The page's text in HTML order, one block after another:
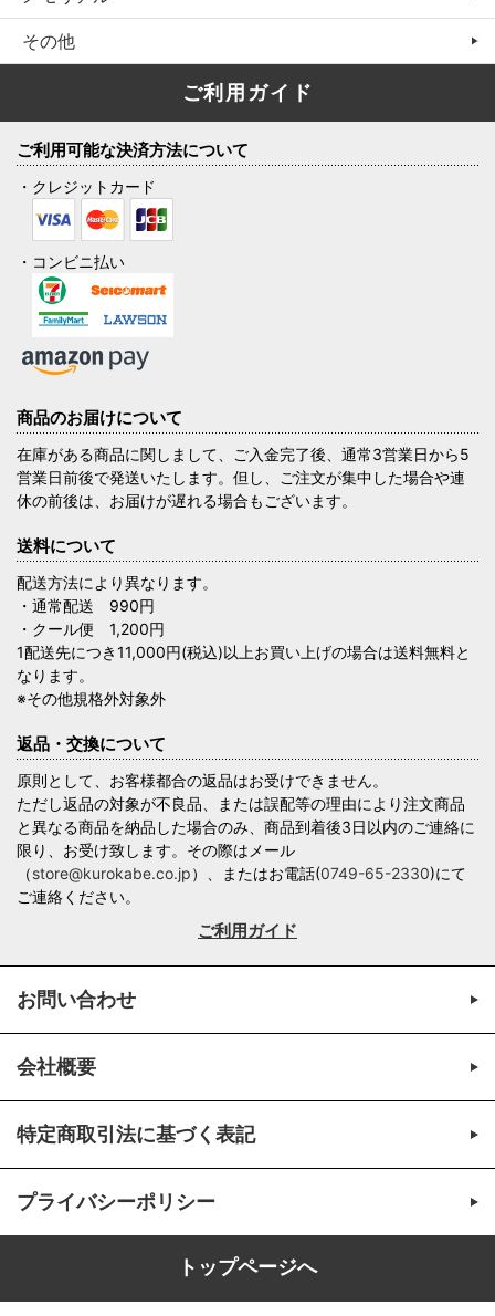
その他
ご利用ガイド
ご利用可能な決済方法について
・クレジットカード
・コンビニ払い
商品のお届けについて
在庫がある商品に関しまして、ご入金完了後、通常3営業日から5
営業日前後で発送いたします。但し、ご注文が集中した場合や連
休の前後は、お届けが遅れる場合もございます。
送料について
配送方法により異なります。
・通常配送 990円
・クール便 1,200円
1配送先につき11,000円(税込)以上お買い上げの場合は送料無料と
なります。
※その他規格外対象外
返品・交換について
原則として、お客様都合の返品はお受けできません。
ただし返品の対象が不良品、または誤配等の理由により注文商品
と異なる商品を納品した場合のみ、商品到着後3日以内のご連絡に
限り、お受け致します。その際はメール
（store@kurokabe.co.jp）、またはお電話(0749-65-2330)にて
ご連絡ください。
ご利用ガイド
お問い合わせ
会社概要
特定商取引法に基づく表記
プライバシーポリシー
トップページへ